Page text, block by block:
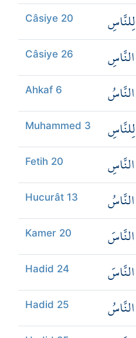
Câsiye 20 لِلنَّاسِ
Câsiye 26 النَّاسِ
Ahkaf 6 النَّاسُ
Muhammed 3 لِلنَّاسِ
Fetih 20 النَّاسِ
Hucurât 13 النَّاسُ
Kamer 20 النَّاسَ
Hadid 24 النَّاسَ
Hadid 25 النَّاسُ